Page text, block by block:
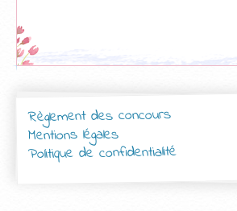
Règlement des concours
Mentions légales
Politique de confidentialité